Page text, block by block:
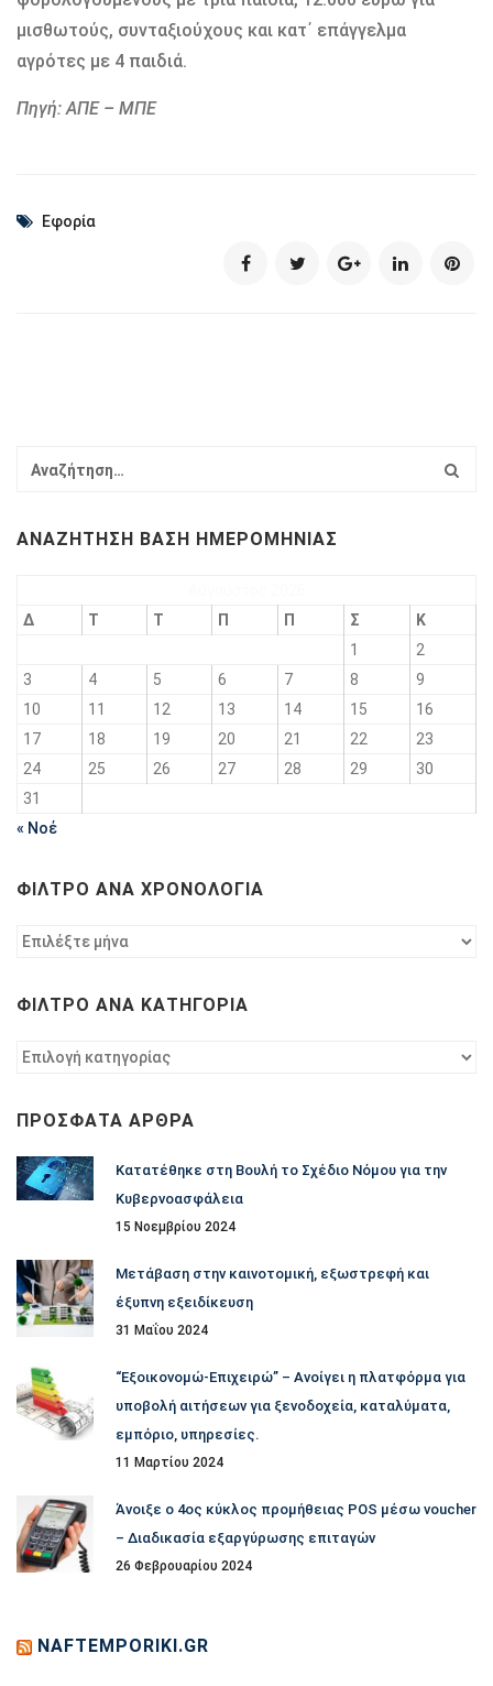
μισθωτούς, συνταξιούχους και κατ΄ επάγγελμα
αγρότες με 4 παιδιά.
Πηγή: ΑΠΕ – ΜΠΕ
Εφορία
ΑΝΑΖΉΤΗΣΗ ΒΆΣΗ ΗΜΕΡΟΜΗΝΊΑΣ
Δ
Τ Τ Π Π Σ
Κ
1
2
3
4 5 6 7 8
9
10
11 12 13 14 15
16
17
18 19 20 21 22
23
24
25 26 27 28 29
30
31
« Νοέ
ΦΊΛΤΡΟ ΑΝΆ ΧΡΟΝΟΛΟΓΊΑ
Φίλτρο
ΦΊΛΤΡΟ ΑΝΆ ΚΑΤΗΓΟΡΊΑ
Φίλτρο
ΠΡΌΣΦΑΤΑ ΆΡΘΡΑ
Κατατέθηκε στη Βουλή το Σχέδιο Νόμου για την
Κυβερνοασφάλεια
15 Νοεμβρίου 2024
Μετάβαση στην καινοτομική, εξωστρεφή και
έξυπνη εξειδίκευση
31 Μαΐου 2024
“Εξοικονομώ-Επιχειρώ” – Ανοίγει η πλατφόρμα για
υποβολή αιτήσεων για ξενοδοχεία, καταλύματα,
εμπόριο, υπηρεσίες.
11 Μαρτίου 2024
Άνοιξε ο 4ος κύκλος προμήθειας POS μέσω voucher
– Διαδικασία εξαργύρωσης επιταγών
26 Φεβρουαρίου 2024
NAFTEMPORIKI.GR